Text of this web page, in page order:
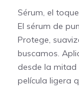
Sérum, el
El sérum de
Protege,
buscamos.
desde la mitad
película ligera